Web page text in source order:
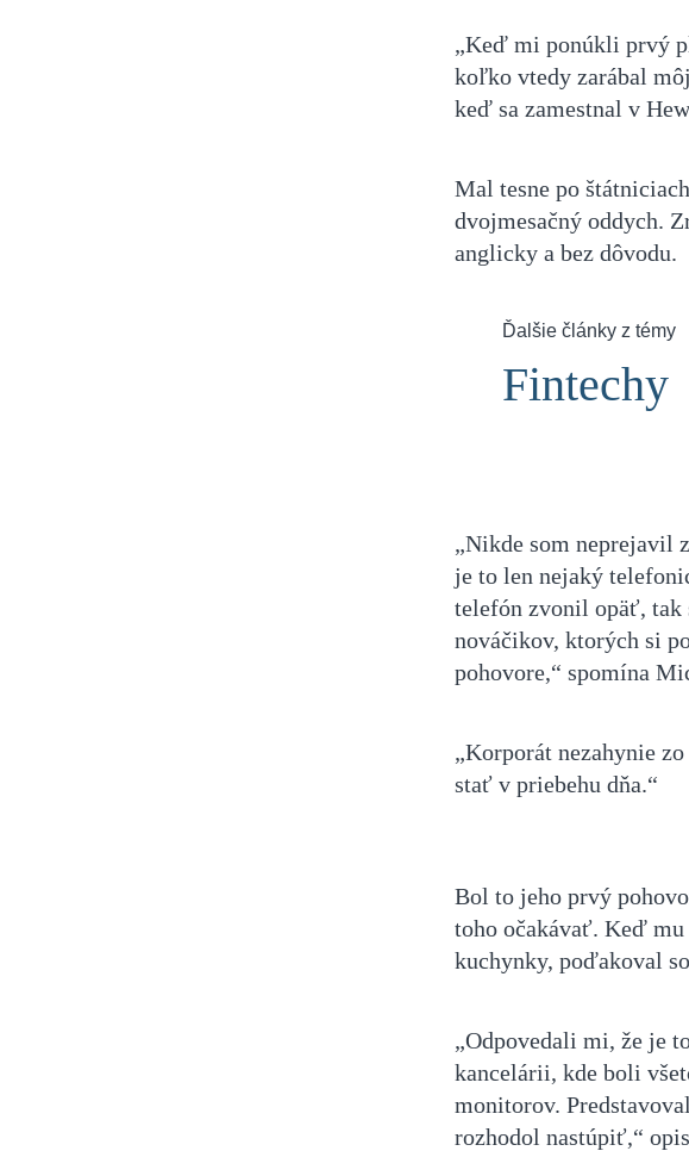
„Keď mi ponúkli prvý
koľko vtedy zarábal
keď sa zamestnal v
Mal tesne po
dvojmesačný oddych.
anglicky a bez dôvodu.
Ďalšie články z témy
Fintechy
„Nikde som neprejavil
je to len nejaký
telefón zvonil opäť, tak
nováčikov, ktorých si
pohovore,“ spomína
„Korporát nezahynie
stať v priebehu dňa.“
Bol to jeho prvý
toho očakávať. Keď
kuchynky, poďakoval
„Odpovedali mi, že je
kancelárii, kde boli
monitorov.
rozhodol nastúpiť,“